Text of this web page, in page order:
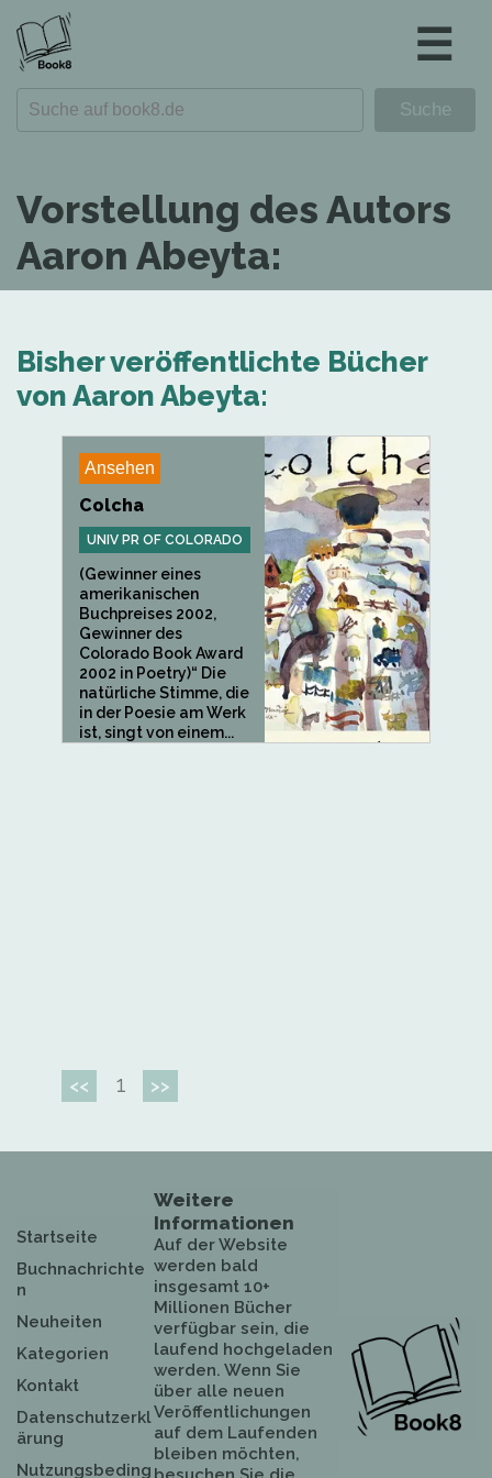
☰
Vorstellung des Autors
Aaron Abeyta:
Bisher veröffentlichte Bücher
von Aaron Abeyta:
Ansehen
Colcha
UNIV PR OF COLORADO
(Gewinner eines
amerikanischen
Buchpreises 2002,
Gewinner des
Colorado Book Award
2002 in Poetry)“ Die
natürliche Stimme, die
in der Poesie am Werk
ist, singt von einem...
<< 1 >>
Startseite
Buchnachrichte
n
Neuheiten
Kategorien
Kontakt
Datenschutzerkl
ärung
Nutzungsbeding
Weitere
Informationen
Auf der Website
werden bald
insgesamt 10+
Millionen Bücher
verfügbar sein, die
laufend hochgeladen
werden. Wenn Sie
über alle neuen
Veröffentlichungen
auf dem Laufenden
bleiben möchten,